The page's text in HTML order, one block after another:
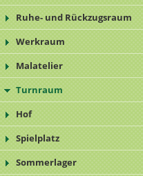
Ruhe- und Rückzugsraum
Werkraum
Malatelier
Turnraum
Hof
Spielplatz
Sommerlager